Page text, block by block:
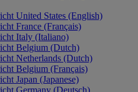
United States (English)
France (Français)
Italy (Italiano)
Belgium (Dutch)
Netherlands (Dutch)
Belgium (Français)
Japan (Japanese)
Germany (Deutsch)